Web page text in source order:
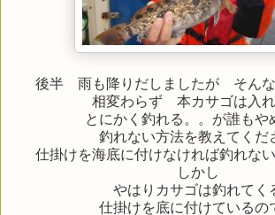
後半 雨も降りだしましたが そんな
相変わらず 本カサゴは入
とにかく釣れる。。が誰もや
釣れない方法を教えてくだ
仕掛けを海底に付けなければ釣れない
しかし
やはりカサゴは釣れてく
仕掛けを底に付けているの